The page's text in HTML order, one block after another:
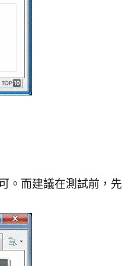
。而建議在測試前，先